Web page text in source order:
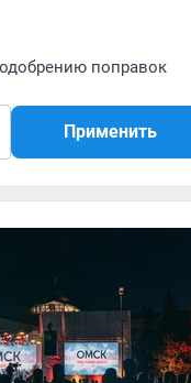
поправок
Применить